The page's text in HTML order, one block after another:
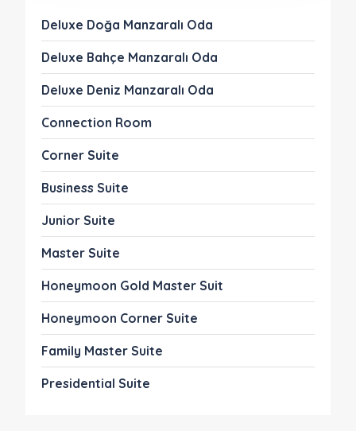
Deluxe Doğa Manzaralı Oda
Deluxe Bahçe Manzaralı Oda
Deluxe Deniz Manzaralı Oda
Connection Room
Corner Suite
Business Suite
Junior Suite
Master Suite
Honeymoon Gold Master Suit
Honeymoon Corner Suite
Family Master Suite
Presidential Suite